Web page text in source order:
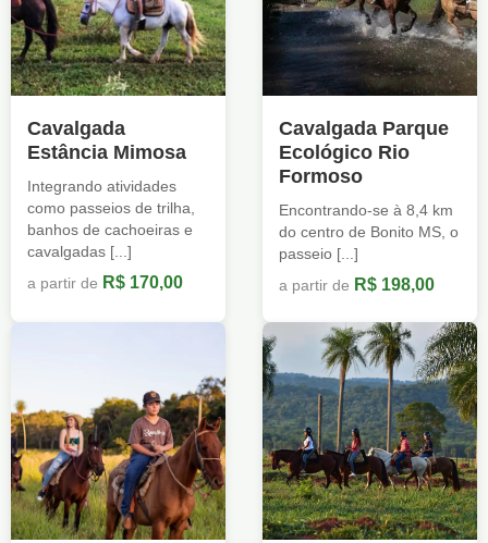
Cavalgada
Estância Mimosa
Integrando atividades
como passeios de trilha,
banhos de cachoeiras e
cavalgadas [...]
a partir de R$ 170,00
Cavalgada Parque
Ecológico Rio
Formoso
Encontrando-se à 8,4 km
do centro de Bonito MS, o
passeio [...]
a partir de R$ 198,00